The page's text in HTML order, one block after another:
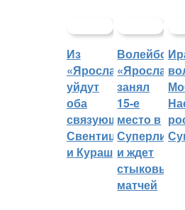
Из
«Ярославича»
уйдут
оба
связующих:
Свентицкис
и Кураш
занял
15-е
место в
Суперлиге
и ждет
стыковых
матчей